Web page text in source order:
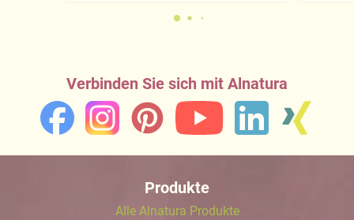
Verbinden Sie sich mit Alnatura
Produkte
Alle Alnatura Produkte